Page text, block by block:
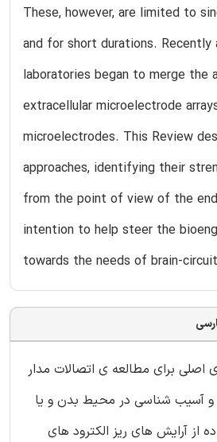
These, however, are limited to
and for short durations. Recently
laboratories began to merge the
extracellular microelectrode
microelectrodes. This Review
approaches, identifying their
from the point of view of the
intention to help steer the
towards the needs of brain-
اصلی برای مطالعه ی اتصالات مدار
و آسیب شناسی در محیط بدن و یا
از آرایش های ریز الکترود های